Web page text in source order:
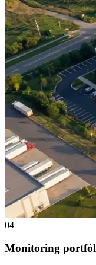
04
Monitoring